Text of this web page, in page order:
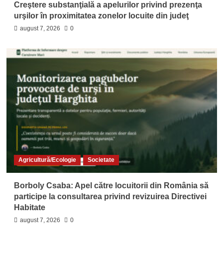
Creştere substanţială a apelurilor privind prezenţa
urşilor în proximitatea zonelor locuite din judeţ
august 7, 2026 0
Agricultură/Ecologie Societate
Borboly Csaba: Apel către locuitorii din România să
participe la consultarea privind revizuirea Directivei
Habitate
august 7, 2026 0